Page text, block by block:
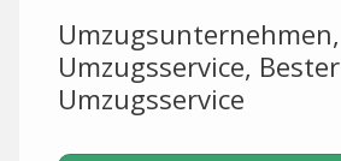
Umzugsunternehmen,
Umzugsservice, Bester
Umzugsservice